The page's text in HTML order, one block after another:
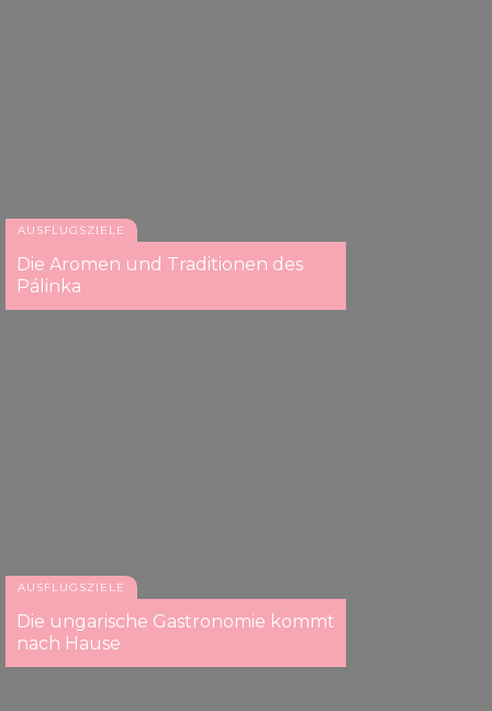
AUSFLUGSZIELE
Die Aromen und Traditionen des
Pálinka
AUSFLUGSZIELE
Die ungarische Gastronomie kommt
nach Hause